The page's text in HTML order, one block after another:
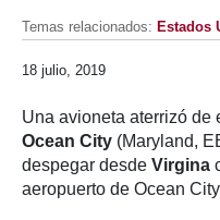
Temas relacionados: Estados
18 julio, 2019
Una avioneta aterrizó de
Ocean City (Maryland,
despegar desde Virgina
aeropuerto de Ocean